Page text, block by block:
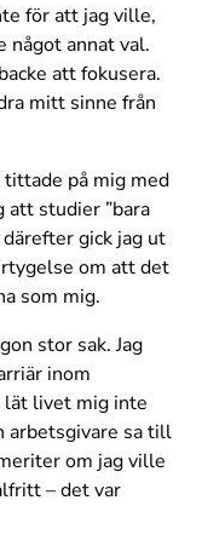
för att jag ville,
något annat val.
att fokusera.
mitt sinne från
tittade på mig med
att studier ”bara
gick jag ut
om att det
som mig.
stor sak. Jag
inom
lät livet mig inte
arbetsgivare sa till
om jag ville
– det var